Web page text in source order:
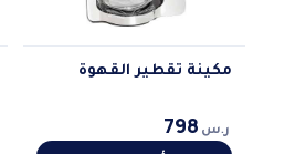
مكينة تقطير القهوة
ر.س 798